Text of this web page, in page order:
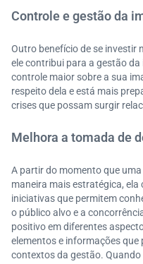
Controle e gestão da
Outro benefício de se investir
ele contribui para a gestão
controle maior sobre a sua
respeito dela e está mais
crises que possam surgir
Melhora a tomada de
A partir do momento que
maneira mais estratégica,
iniciativas que permitem
o público alvo e a
positivo em diferentes
elementos e informações
contextos da gestão. Quando